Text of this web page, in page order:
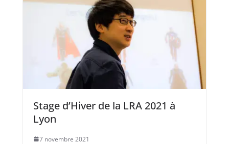
Stage d’Hiver de la LRA 2021 à
Lyon
7 novembre 2021